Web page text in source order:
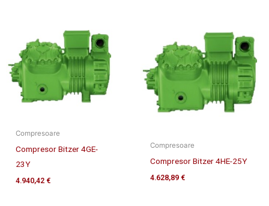
Compresoare
Compresor Bitzer 4GE-
23Y
4.940,42 €
Compresoare
Compresor Bitzer 4HE-25Y
4.628,89 €